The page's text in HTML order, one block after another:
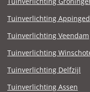
Tuinverlichting
Tuinverlichting Veendam
Tuinverlichting
Tuinverlichting Delfzijl
Tuinverlichting Assen